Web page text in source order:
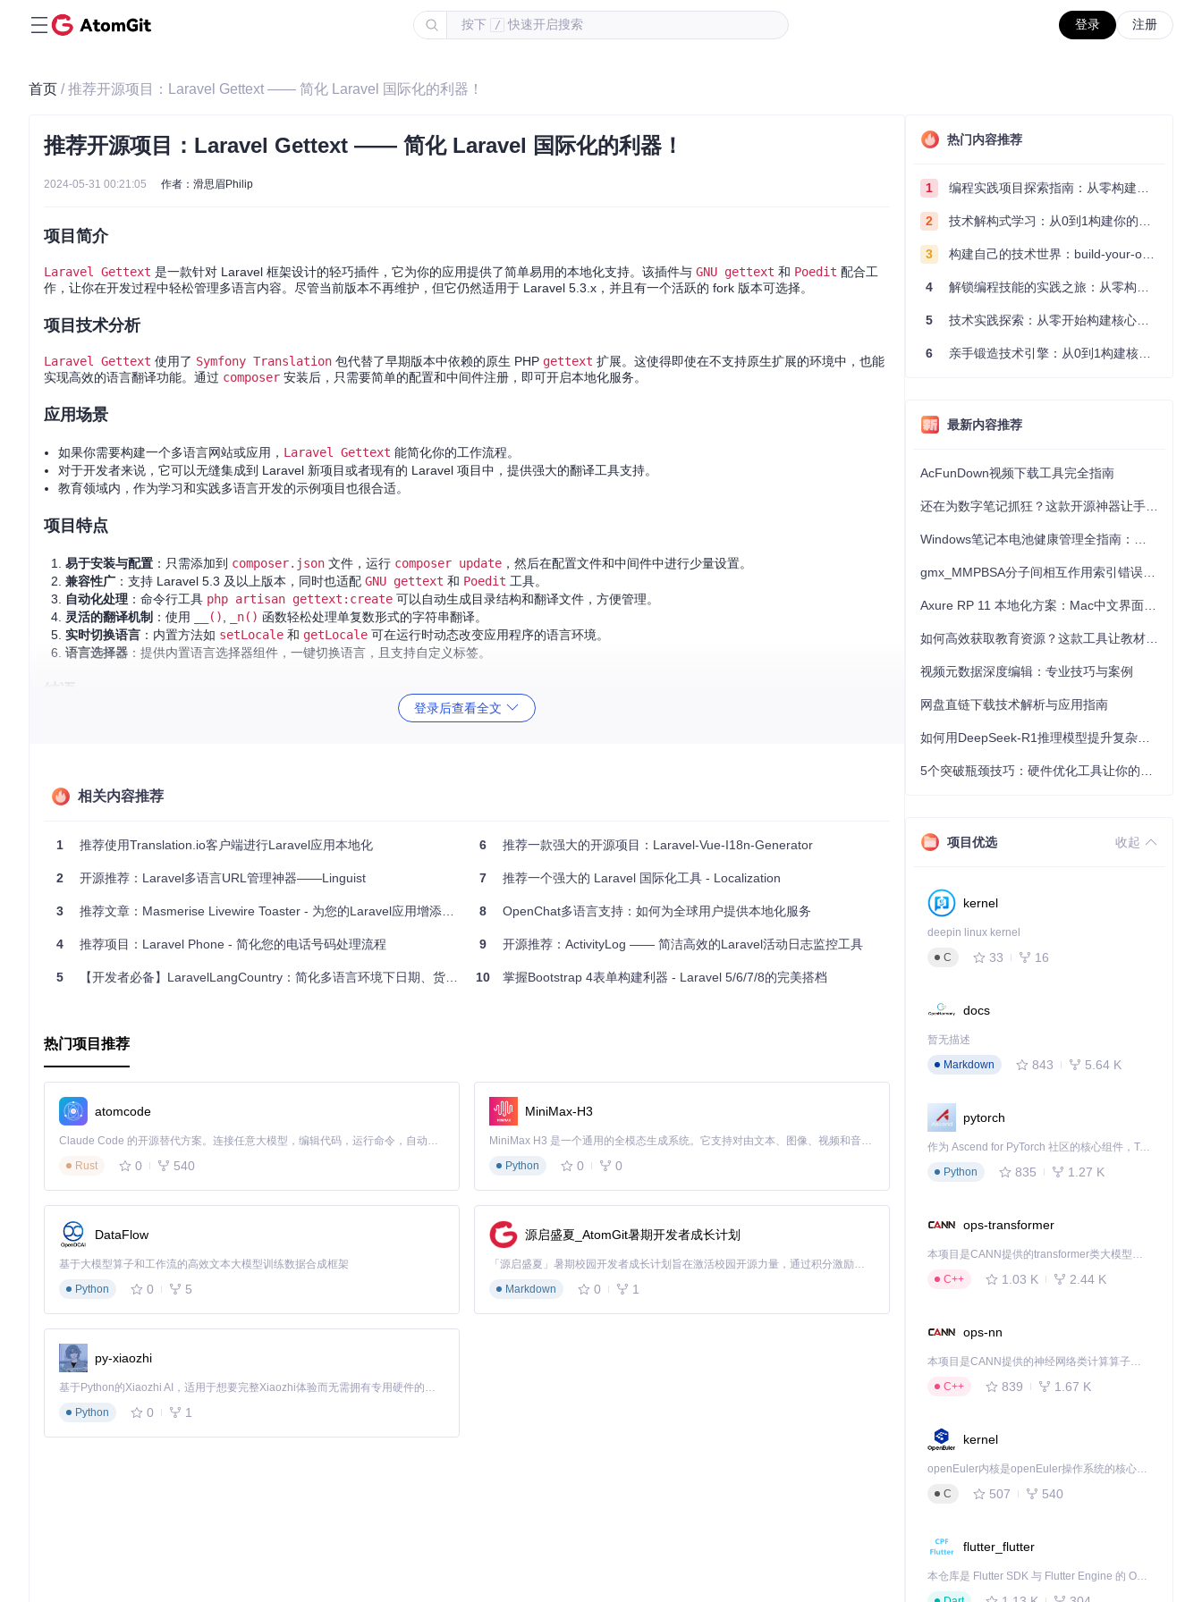
按下 / 快速开启搜索 登录 注册
首页 / 推荐开源项目：Laravel Gettext —— 简化 Laravel 国际化的利器！
推荐开源项目：Laravel Gettext —— 简化 Laravel 国际化的利器！
2024-05-31 00:21:05 作者：滑思眉Philip
项目简介
Laravel Gettext 是一款针对 Laravel 框架设计的轻巧插件，它为你的应用提供了简单易用的本地化支持。该插件与 GNU gettext 和 Poedit 配合工
作，让你在开发过程中轻松管理多语言内容。尽管当前版本不再维护，但它仍然适用于 Laravel 5.3.x，并且有一个活跃的 fork 版本可选择。
项目技术分析
Laravel Gettext 使用了 Symfony Translation 包代替了早期版本中依赖的原生 PHP gettext 扩展。这使得即使在不支持原生扩展的环境中，也能
实现高效的语言翻译功能。通过 composer 安装后，只需要简单的配置和中间件注册，即可开启本地化服务。
应用场景
如果你需要构建一个多语言网站或应用， Laravel Gettext 能简化你的工作流程。
对于开发者来说，它可以无缝集成到 Laravel 新项目或者现有的 Laravel 项目中，提供强大的翻译工具支持。
教育领域内，作为学习和实践多语言开发的示例项目也很合适。
项目特点
易于安装与配置 ：只需添加到 composer.json 文件，运行 composer update ，然后在配置文件和中间件中进行少量设置。
兼容性广 ：支持 Laravel 5.3 及以上版本，同时也适配 GNU gettext 和 Poedit 工具。
自动化处理 ：命令行工具 php artisan gettext:create 可以自动生成目录结构和翻译文件，方便管理。
灵活的翻译机制 ：使用 __() _n() 函数轻松处理单复数形式的字符串翻译。
实时切换语言 ：内置方法如 setLocale 和 getLocale 可在运行时动态改变应用程序的语言环境。
语言选择器 ：提供内置语言选择器组件，一键切换语言，且支持自定义标签。
Laravel Gettext都是管理多语言应用的一个强大工具。虽然官方宣布不再维护，但基于它的活跃 fork
登录后查看全文
相关内容推荐
1 推荐使用Translation.io客户端进行Laravel应用本地化
2 开源推荐：Laravel多语言URL管理神器——Linguist
3 推荐文章：Masmerise Livewire Toaster - 为您的Laravel应用增添美丽通知
4 推荐项目：Laravel Phone - 简化您的电话号码处理流程
5 【开发者必备】LaravelLangCountry：简化多语言环境下日期、货币与国家名称的处理
6 推荐一款强大的开源项目：Laravel-Vue-I18n-Generator
7 推荐一个强大的 Laravel 国际化工具 - Localization
8 OpenChat多语言支持：如何为全球用户提供本地化服务
9 开源推荐：ActivityLog —— 简洁高效的Laravel活动日志监控工具
10 掌握Bootstrap 4表单构建利器 - Laravel 5/6/7/8的完美搭档
热门项目推荐
atomcode
Claude Code 的开源替代方案。连接任意大模型，编辑代码，运行命令，自动验证 — 全自动执行。用 Rust 构建，极致性能。 ｜ An open-source alternative to Claude Code. Connect any LLM, edit code, run commands, and verify changes — autonomously. Built in Rust for speed. Get Started
Rust
0 540
MiniMax-H3
MiniMax H3 是一个通用的全模态生成系统。它支持对由文本、图像、视频和音频组成的多模态上下文进行统一理解，并能生成分辨率高达 2K、时长可达 15 秒的带原生立体声音频的视频。得益于面向任务泛化的系统设计，H3 在预训练阶段就已具备广泛的多模态上下文理解与生成能力，能够出色地执行复杂的多模态指令。
Python
0 0
DataFlow
基于大模型算子和工作流的高效文本大模型训练数据合成框架
Python
0 5
源启盛夏_AtomGit暑期开发者成长计划
「源启盛夏」暑期校园开发者成长计划旨在激活校园开源力量，通过积分激励、认证扶持、资源倾斜等形式，引导高校组织和开发者完成「入驻 — 建项目 — 做贡献 — 获认证 — 得资源」的完整闭环。无论你是想带领社团入驻平台的组织者，还是希望用代码贡献证明自己的开发者，都能在这里找到属于你的成长路径。
Markdown
0 1
py-xiaozhi
基于Python的Xiaozhi AI，适用于想要完整Xiaozhi体验而无需拥有专用硬件的用户。
Python
0 1
热门内容推荐
1 编程实践项目探索指南：从零构建技术能力体系
2 技术解构式学习：从0到1构建你的编程知识体系
3 构建自己的技术世界：build-your-own-x项目的实践探索指南
4 解锁编程技能的实践之旅：从零构建你的技术世界
5 技术实践探索：从零开始构建核心系统的实践指南
6 亲手锻造技术引擎：从0到1构建核心系统的实践指南
最新内容推荐
AcFunDown视频下载工具完全指南
视频元数据深度编辑：专业技巧与案例
网盘直链下载技术解析与应用指南
项目优选 收起
kernel
deepin linux kernel
C
33 16
docs
暂无描述
Markdown
843 5.64 K
pytorch
作为 Ascend for PyTorch 社区的核心组件，TorchNPU 是昇腾专为 PyTorch 打造的深度学习适配插件，使 PyTorch 框架能够直接调用昇腾 NPU，为开发者提供昇腾 AI 处理器的超强算力。
Python
835 1.27 K
ops-transformer
本项目是CANN提供的transformer类大模型算子库，实现网络在NPU上加速计算。
C++
1.03 K 2.44 K
ops-nn
本项目是CANN提供的神经网络类计算算子库，实现网络在NPU上加速计算。
C++
839 1.67 K
kernel
openEuler内核是openEuler操作系统的核心，既是系统性能与稳定性的基石，也是连接处理器、设备与服务的桥梁。
C
507 540
flutter_flutter
本仓库是 Flutter SDK 与 Flutter Engine 的 OpenHarmony 适配版本，由 CPF-Flutter 团队维护。开发者可使用熟悉的 Flutter 技术栈开发 OpenHarmony 应用，3.35.7 及以后的适配版本可基于本仓库源码构建支持 OpenHarmony 的 Flutter Engine。